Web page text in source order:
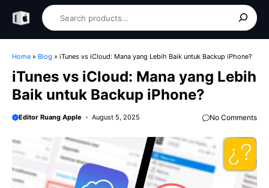
content
Home » Blog » iTunes vs iCloud: Mana yang Lebih Baik untuk Backup iPhone?
iTunes vs iCloud: Mana yang Lebih
Baik untuk Backup iPhone?
Editor Ruang Apple August 5, 2025 No Comments